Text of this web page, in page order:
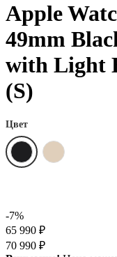
Apple
49mm
with Light
(S)
Цвет
-7%
65 990 ₽
70 990 ₽